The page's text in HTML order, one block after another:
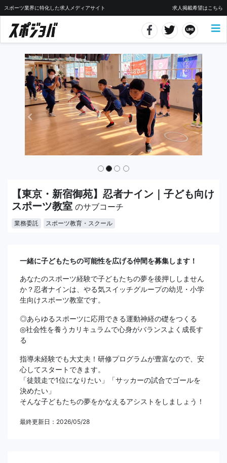
スポーツ業界に特化した求人メディアサイト 求人掲載希望はこちら
【東京・新宿御苑】忍者ナイン｜子ども向け
スポーツ教室 のサブコーチ
業務委託 スポーツ教育・スクール
一緒に子どもたちの可能性を広げる仲間を募集します！
あなたのスポーツ経験で子どもたちの夢を後押ししません
か？忍者ナインは、やる気スイッチグループの幼児・小学
生向けスポーツ教室です。
◎あらゆるスポーツに応用できる運動神経の礎をつくる
◎社会性を養うカリキュラムで心身がバランスよく成長す
る
指導未経験でも大丈夫！研修プログラムが豊富なので、安
心してスタートできます。
「徒競走で1位になりたい」「サッカーの試合でゴールを
決めたい」
そんな子どもたちの夢をかなえるアシストをしましょう！
最終更新日：2026/05/28